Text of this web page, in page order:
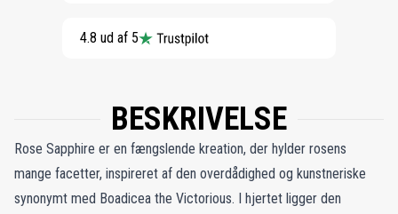
4.8 ud af 5
BESKRIVELSE
Rose Sapphire er en fængslende kreation, der hylder rosens
mange facetter, inspireret af den overdådighed og kunstneriske
synonymt med Boadicea the Victorious. I hjertet ligger den